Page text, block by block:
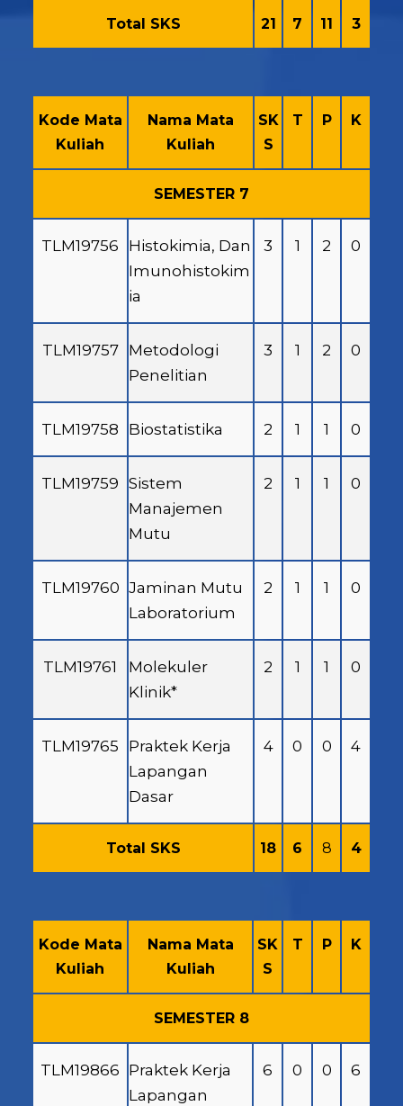
Total SKS 21 7 11 3
Kode Mata
Kuliah
Nama Mata
Kuliah
SK
S
T P K
SEMESTER 7
TLM19756
Histokimia, Dan
Imunohistokim
ia
3 1 2 0
TLM19757
Metodologi
Penelitian
3 1 2 0
TLM19758 Biostatistika 2 1 1 0
TLM19759 Sistem
Manajemen
Mutu
2 1 1 0
TLM19760 Jaminan Mutu
Laboratorium
2 1 1 0
TLM19761
Molekuler
Klinik*
2 1 1 0
TLM19765
Praktek Kerja
Lapangan
Dasar
4 0 0 4
Total SKS 18 6 8 4
Kode Mata
Kuliah
Nama Mata
Kuliah
SK
S
T P K
SEMESTER 8
TLM19866 Praktek Kerja
Lapangan
6 0 0 6